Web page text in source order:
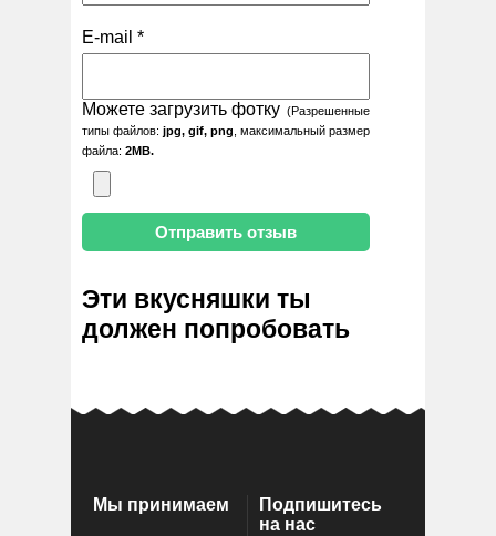
E-mail *
Можете загрузить фотку (Разрешенные
типы файлов: jpg, gif, png, максимальный размер
файла: 2MB.
Эти вкусняшки ты
должен попробовать
Мы принимаем
Подпишитесь
на нас